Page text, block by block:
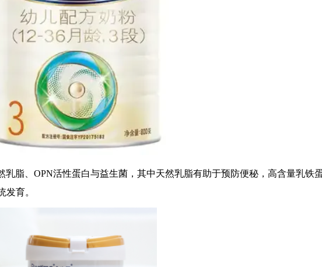
脂、OPN活性蛋白与益生菌，其中天然乳脂有助于预防便秘，高含量乳铁
发育。